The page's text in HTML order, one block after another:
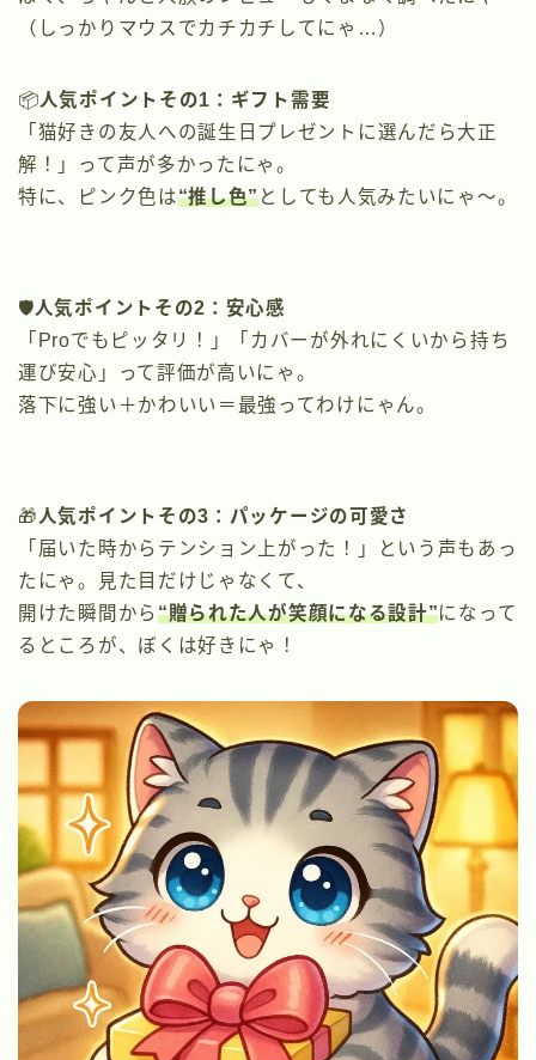
（しっかりマウスでカチカチしてにゃ…）
📦人気ポイントその1：ギフト需要
「猫好きの友人への誕生日プレゼントに選んだら大正
解！」って声が多かったにゃ。
特に、ピンク色は“推し色”としても人気みたいにゃ～。
🛡️人気ポイントその2：安心感
「Proでもピッタリ！」「カバーが外れにくいから持ち
運び安心」って評価が高いにゃ。
落下に強い＋かわいい＝最強ってわけにゃん。
🎁人気ポイントその3：パッケージの可愛さ
「届いた時からテンション上がった！」という声もあっ
たにゃ。見た目だけじゃなくて、
開けた瞬間から“贈られた人が笑顔になる設計”になって
るところが、ぼくは好きにゃ！